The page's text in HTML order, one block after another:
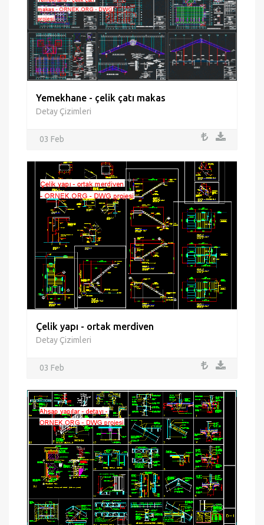
Yemekhane - çelik çatı makas
Detay Çizimleri
03 Feb
Çelik yapı - ortak merdiven
Detay Çizimleri
03 Feb